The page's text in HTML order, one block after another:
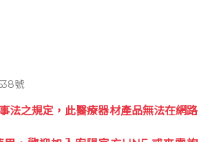
號
法之規定，此醫療器材產品無法在網路